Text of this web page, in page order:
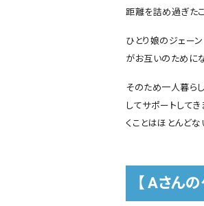
距離を詰め過ぎた
ひとり娘のジェー
がお互いのために
そのため一人暮ら
してサポートして
くことはほとんどな
【 Aさんの